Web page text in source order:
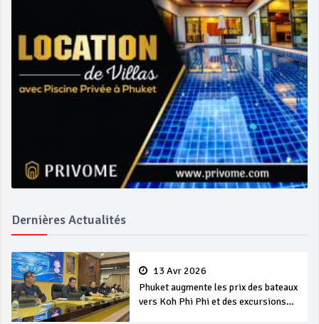
Dernières Actualités
13 Avr 2026
Phuket augmente les prix des bateaux
vers Koh Phi Phi et des excursions